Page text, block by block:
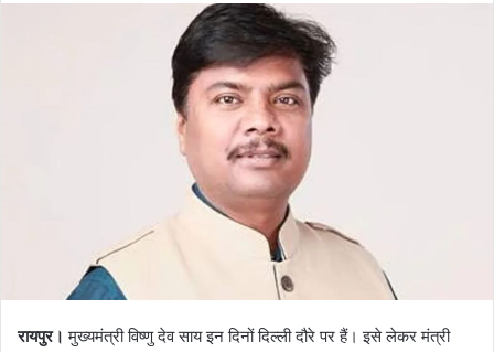
रायपुर। मुख्यमंत्री विष्णु देव साय इन दिनों दिल्ली दौरे पर हैं। इसे लेकर मंत्री